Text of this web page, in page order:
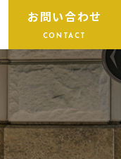
お問い合わせ
CONTACT